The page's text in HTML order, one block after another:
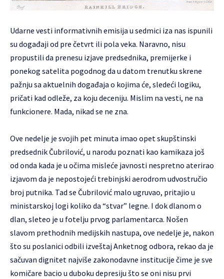
Udarne vesti informativnih emisija u sedmici iza nas ispunili
su događaji od pre četvrt ili pola veka. Naravno, nisu
propustili da prenesu izjave predsednika, premijerke i
ponekog satelita pogodnog da u datom trenutku skrene
pažnju sa aktuelnih događaja o kojima će, sledeći logiku,
pričati kad odleže, za koju deceniju. Mislim na vesti, ne na
funkcionere. Mada, nikad se ne zna.
Ove nedelje je svojih pet minuta imao opet skupštinski
predsednik Čubrilović, u narodu poznati kao kamikaza još
od onda kada je u očima misleće javnosti nespretno aterirao
izjavom da je nepostojeći trebinjski aerodrom udvostručio
broj putnika. Tad se Čubrilović malo ugruvao, pritajio u
ministarskoj logi koliko da “stvar” legne. I dok dlanom o
dlan, sleteo je u fotelju prvog parlamentarca. Nošen
slavom prethodnih medijskih nastupa, ove nedelje je, nakon
što su poslanici odbili izveštaj Anketnog odbora, rekao da je
sačuvan dignitet najviše zakonodavne institucije čime je sve
komičare bacio u duboku depresiju što se oni nisu prvi